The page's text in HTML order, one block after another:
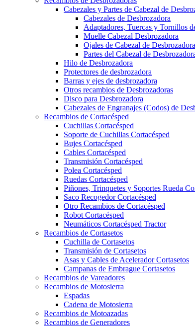
Cabezales y Partes de Cabezal de
Cabezales de Desbrozadora
Adaptadores, Tuercas y Tornillos
Muelle Cabezal Desbrozadora
Ojales de Cabezal de Desbrozadora
Partes del Cabezal de
Hilo de Desbrozadora
Protectores de desbrozadora
Barras y ejes de desbrozadora
Otros recambios de Desbrozadoras
Disco para Desbrozadora
Cabezales de Engranajes (Codos) de
Recambios de Cortacésped
Cuchillas Cortacésped
Soporte de Cuchillas Cortacésped
Bujes Cortacésped
Cables Cortacésped
Transmisión Cortacésped
Polea Cortacésped
Ruedas Cortacésped
Piñones, Trinquetes y Soportes Rueda
Saco Recogedor Cortacésped
Otro Recambios de Cortacésped
Robot Cortacésped
Neumáticos Cortacésped Tractor
Recambios de Cortasetos
Cuchilla de Cortasetos
Transmisión de Cortasetos
Asas y Cables de Acelerador Cortasetos
Campanas de Embrague Cortasetos
Recambios de Vareadores
Recambios de Motosierra
Espadas
Cadena de Motosierra
Recambios de Motoazadas
Recambios de Generadores